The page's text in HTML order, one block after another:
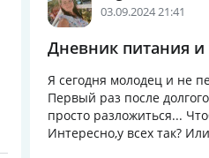
03.09.2024 21:41
Дневник питания и
Я сегодня молодец и не
Первый раз после
просто разложиться...
Интересно,у всех так?